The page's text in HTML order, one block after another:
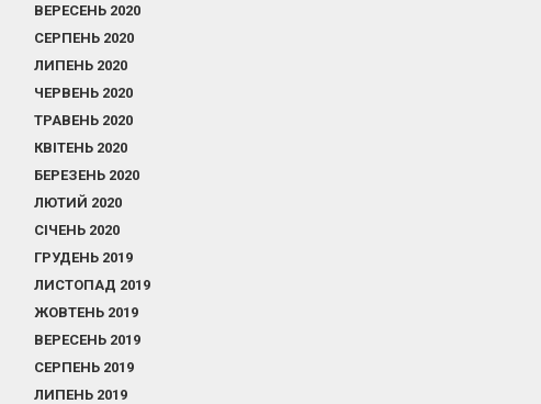
ВЕРЕСЕНЬ 2020
СЕРПЕНЬ 2020
ЛИПЕНЬ 2020
ЧЕРВЕНЬ 2020
ТРАВЕНЬ 2020
КВІТЕНЬ 2020
БЕРЕЗЕНЬ 2020
ЛЮТИЙ 2020
СІЧЕНЬ 2020
ГРУДЕНЬ 2019
ЛИСТОПАД 2019
ЖОВТЕНЬ 2019
ВЕРЕСЕНЬ 2019
СЕРПЕНЬ 2019
ЛИПЕНЬ 2019